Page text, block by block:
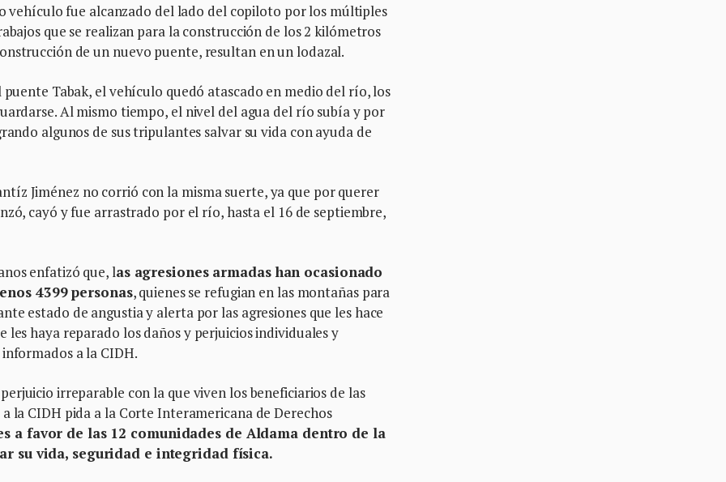
vehículo fue alcanzado del lado del copiloto por los múltiples
que se realizan para la construcción de los 2 kilómetros
de un nuevo puente, resultan en un lodazal.
Tabak, el vehículo quedó atascado en medio del río, los
Al mismo tiempo, el nivel del agua del río subía y por
algunos de sus tripulantes salvar su vida con ayuda de
Jiménez no corrió con la misma suerte, ya que por querer
cayó y fue arrastrado por el río, hasta el 16 de septiembre,
enfatizó que, las agresiones armadas han ocasionado
4399 personas, quienes se refugian en las montañas para
estado de angustia y alerta por las agresiones que les hace
haya reparado los daños y perjuicios individuales y
a la CIDH.
irreparable con la que viven los beneficiarios de las
la CIDH pida a la Corte Interamericana de Derechos
a favor de las 12 comunidades de Aldama dentro de la
su vida, seguridad e integridad física.